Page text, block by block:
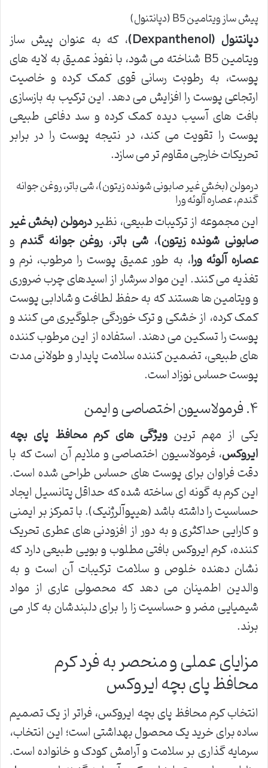
پیش ساز ویتامین B5 (دپانتنول)
دپانتنول (Dexpanthenol)
، که به عنوان پیش ساز
ویتامین B5 شناخته می شود، با نفوذ عمیق به لایه های
پوست، به رطوبت رسانی قوی کمک کرده و خاصیت
ارتجاعی پوست را افزایش می دهد. این ترکیب به بازسازی
بافت های آسیب دیده کمک کرده و سد دفاعی طبیعی
پوست را تقویت می کند، در نتیجه پوست را در برابر
تحریکات خارجی مقاوم تر می سازد.
درمولن (بخش غیر صابونی شونده زیتون)، شی باتر، روغن جوانه
گندم، عصاره آلوئه ورا
این مجموعه از ترکیبات طبیعی، نظیردرمولن (بخش غیر
صابونی شونده زیتون)،شی باتر، روغن جوانه گندم و
عصاره آلوئه ورا، به طور عمیق پوست را مرطوب، نرم و
تغذیه می کنند. این مواد سرشار از اسیدهای چرب ضروری
و ویتامین ها هستند که به حفظ لطافت و شادابی پوست
کمک کرده، از خشکی و ترک خوردگی جلوگیری می کنند و
پوست را تسکین می دهند. استفاده از این مرطوب کننده
های طبیعی، تضمین کننده سلامت پایدار و طولانی مدت
پوست حساس نوزاد است.
۴. فرمولاسیون اختصاصی و ایمن
یکی از مهم ترین ویژگی های کرم محافظ پای بچه
ایروکس، فرمولاسیون اختصاصی و ملایم آن است که با
دقت فراوان برای پوست های حساس طراحی شده است.
این کرم به گونه ای ساخته شده که حداقل پتانسیل ایجاد
حساسیت را داشته باشد (هیپوآلرژنیک). با تمرکز بر ایمنی
و کارایی حداکثری و به دور از افزودنی های عطری تحریک
کننده، کرم ایروکس بافتی مطلوب و بویی طبیعی دارد که
نشان دهنده خلوص و سلامت ترکیبات آن است و به
والدین اطمینان می دهد که محصولی عاری از مواد
شیمیایی مضر و حساسیت زا را برای دلبندشان به کار می
برند.
مزایای عملی و منحصر به فرد کرم
محافظ پای بچه ایروکس
انتخاب کرم محافظ پای بچه ایروکس، فراتر از یک تصمیم
ساده برای خرید یک محصول بهداشتی است؛ این انتخاب،
سرمایه گذاری بر سلامت و آرامش کودک و خانواده است.